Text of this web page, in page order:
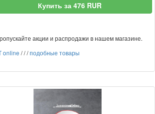
Купить за 476 RUR
акции и распродажи в нашем магазине.
online ///подобные товары